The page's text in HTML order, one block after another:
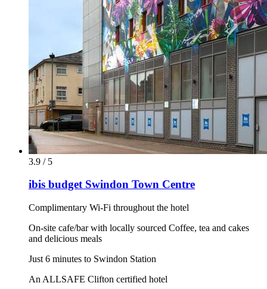
3.9 / 5
ibis budget Swindon Town Centre
Complimentary Wi-Fi throughout the hotel
On-site cafe/bar with locally sourced Coffee, tea and cakes
and delicious meals
Just 6 minutes to Swindon Station
An ALLSAFE Clifton certified hotel